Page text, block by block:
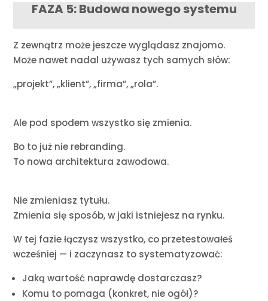
FAZA 5: Budowa nowego systemu
Z zewnątrz może jeszcze wyglądasz znajomo.
Może nawet nadal używasz tych samych słów:
„projekt”, „klient”, „firma”, „rola”.
Ale pod spodem wszystko się zmienia.
Bo to już nie rebranding.
To nowa architektura zawodowa.
Nie zmieniasz tytułu.
Zmienia się sposób, w jaki istniejesz na rynku.
W tej fazie łączysz wszystko, co przetestowałeś
wcześniej — i zaczynasz to systematyzować:
Jaką wartość naprawdę dostarczasz?
Komu to pomaga (konkret, nie ogół)?